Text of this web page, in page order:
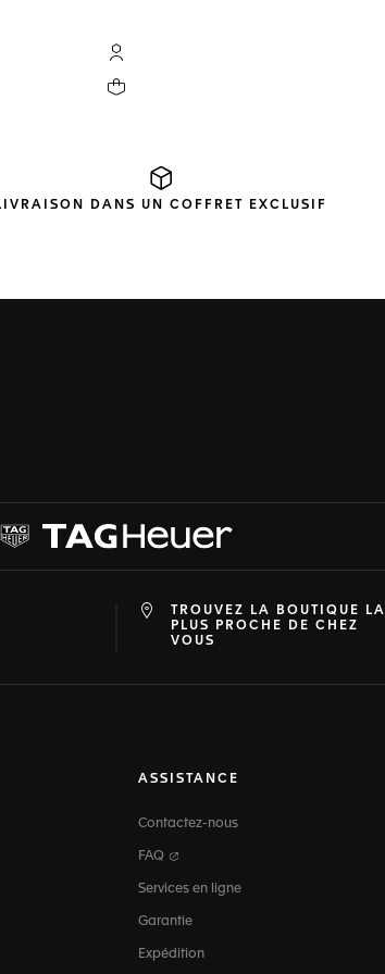
Compte My TAG Heuer
Votre panier contient 0 produit(s)
DANS UNCOFFRET EXCLUSIF
TROUVEZ LA BOUTIQUE LA
PLUS PROCHE DE CHEZ
VOUS
ASSISTANCE
Contactez-nous
FAQ
Services en ligne
Garantie
Expédition